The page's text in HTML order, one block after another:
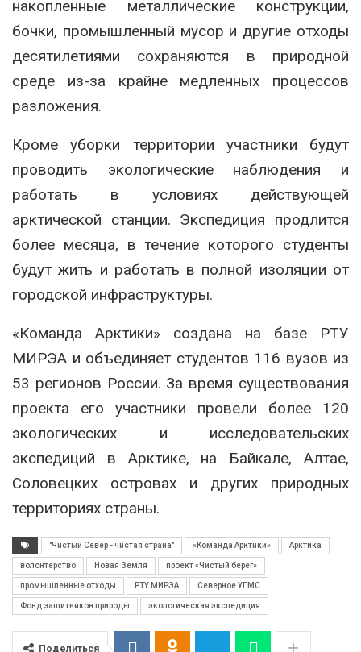
накопленные металлические конструкции,
бочки, промышленный мусор и другие отходы
десятилетиями сохраняются в природной
среде из-за крайне медленных процессов
разложения.
Кроме уборки территории участники будут
проводить экологические наблюдения и
работать в условиях действующей
арктической станции. Экспедиция продлится
более месяца, в течение которого студенты
будут жить и работать в полной изоляции от
городской инфраструктуры.
«Команда Арктики» создана на базе РТУ
МИРЭА и объединяет студентов 116 вузов из
53 регионов России. За время существования
проекта его участники провели более 120
экологических и исследовательских
экспедиций в Арктике, на Байкале, Алтае,
Соловецких островах и других природных
территориях страны.
"Чистый Север - чистая страна" «Команда Арктики» Арктика
волонтерство Новая Земля проект «Чистый берег»
промышленные отходы РТУ МИРЭА Северное УГМС
Фонд защитников природы экологическая экспедиция
Поделиться